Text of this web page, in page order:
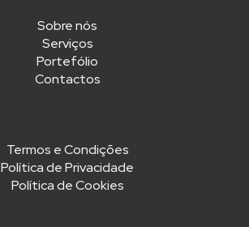
Sobre nós
Serviços
Portefólio
Contactos
Termos e Condições
Política de Privacidade
Política de Cookies